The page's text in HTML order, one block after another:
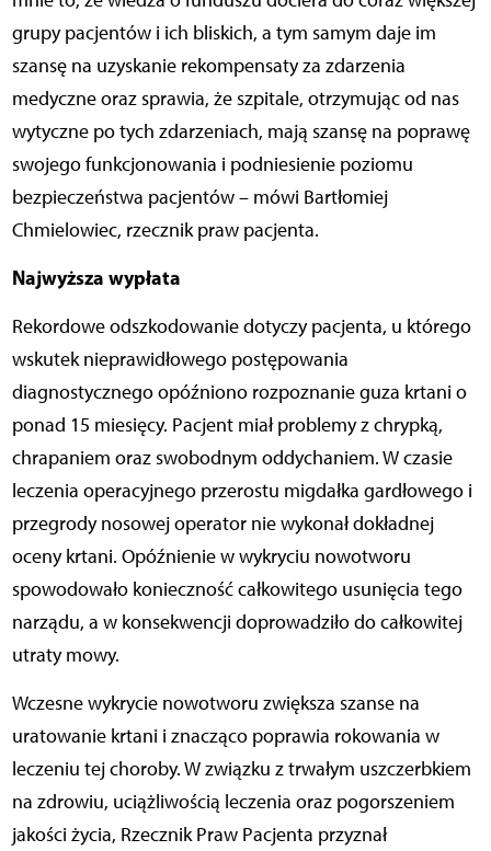
grupy pacjentów i ich bliskich, a tym samym daje im
szansę na uzyskanie rekompensaty za zdarzenia
medyczne oraz sprawia, że szpitale, otrzymując od nas
wytyczne po tych zdarzeniach, mają szansę na poprawę
swojego funkcjonowania i podniesienie poziomu
bezpieczeństwa pacjentów – mówi Bartłomiej
Chmielowiec, rzecznik praw pacjenta.
Najwyższa wypłata
Rekordowe odszkodowanie dotyczy pacjenta, u którego
wskutek nieprawidłowego postępowania
diagnostycznego opóźniono rozpoznanie guza krtani o
ponad 15 miesięcy. Pacjent miał problemy z chrypką,
chrapaniem oraz swobodnym oddychaniem. W czasie
leczenia operacyjnego przerostu migdałka gardłowego i
przegrody nosowej operator nie wykonał dokładnej
oceny krtani. Opóźnienie w wykryciu nowotworu
spowodowało konieczność całkowitego usunięcia tego
narządu, a w konsekwencji doprowadziło do całkowitej
utraty mowy.
Wczesne wykrycie nowotworu zwiększa szanse na
uratowanie krtani i znacząco poprawia rokowania w
leczeniu tej choroby. W związku z trwałym uszczerbkiem
na zdrowiu, uciążliwością leczenia oraz pogorszeniem
jakości życia, Rzecznik Praw Pacjenta przyznał